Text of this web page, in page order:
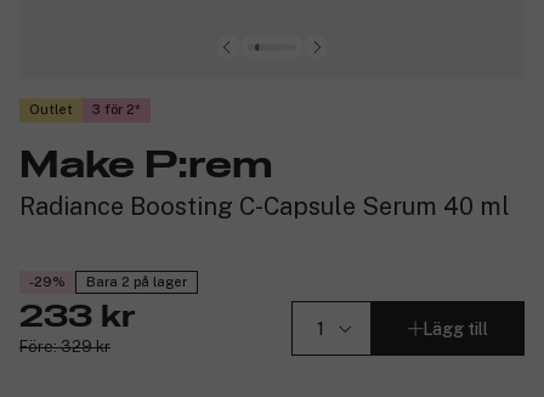
Outlet 3 för 2
Make P:rem
Radiance Boosting C-Capsule Serum 40 ml
-29% Bara 2 på lager
233 kr
Före: 329 kr
Lägg till